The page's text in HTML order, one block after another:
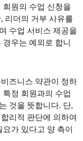
회원의 수업 신청을
리더의 거부 사유를
수업 서비스 제공을
우는 예외로 합니
즈니스 약관이 정하
정 회원과의 수업
것을 뜻합니다. 단,
리적 판단에 의하여
가 있다고 양 측이